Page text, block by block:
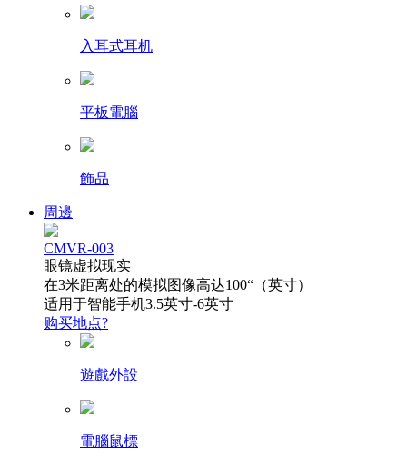
入耳式耳机
平板電腦
飾品
周邊
CMVR-003
眼镜虚拟现实
在3米距离处的模拟图像高达100“（英寸）
适用于智能手机3.5英寸-6英寸
购买地点?
遊戲外設
電腦鼠標